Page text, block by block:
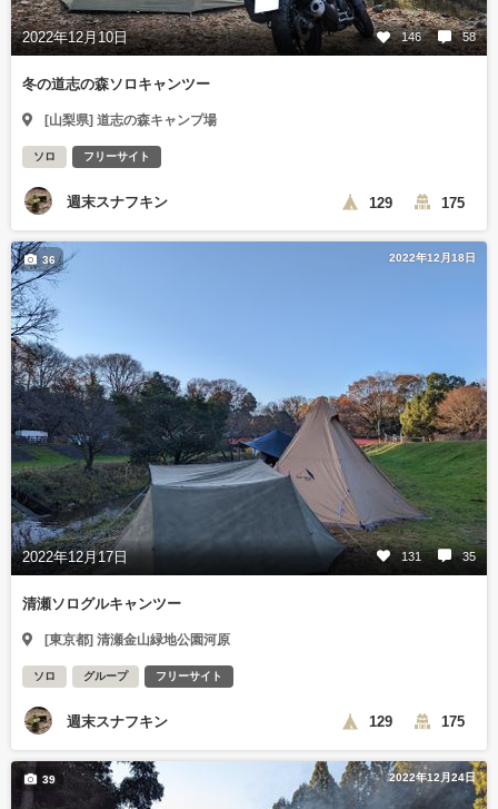
2022年12月10日 146 58
冬の道志の森ソロキャンツー
[山梨県] 道志の森キャンプ場
ソロ フリーサイト
週末スナフキン 129 175
2022年12月18日
2022年12月17日 131 35
36
清瀬ソログルキャンツー
[東京都] 清瀬金山緑地公園河原
ソロ グループ フリーサイト
週末スナフキン 129 175
2022年12月24日
39